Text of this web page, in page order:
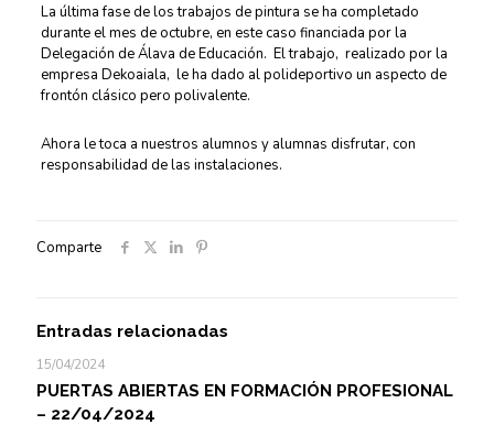
La última fase de los trabajos de pintura se ha completado
durante el mes de octubre, en este caso financiada por la
Delegación de Álava de Educación. El trabajo, realizado por la
empresa Dekoaiala, le ha dado al polideportivo un aspecto de
frontón clásico pero polivalente.
Ahora le toca a nuestros alumnos y alumnas disfrutar, con
responsabilidad de las instalaciones.
Comparte
Entradas relacionadas
15/04/2024
PUERTAS ABIERTAS EN FORMACIÓN PROFESIONAL
– 22/04/2024